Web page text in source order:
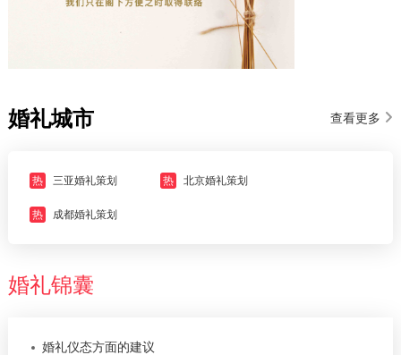
婚礼城市 查看更多
热 三亚婚礼策划 热 北京婚礼策划
热 成都婚礼策划
婚礼锦囊
婚礼仪态方面的建议